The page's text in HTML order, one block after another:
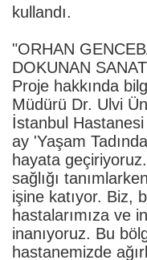
kullandı.
"ORHAN
DOKUNAN
Proje hakkında
Müdürü Dr. Ulvi
İstanbul
ay 'Yaşam
hayata
sağlığı
işine katıyor. Biz,
hastalarımıza ve
inanıyoruz. Bu
hastanemizde